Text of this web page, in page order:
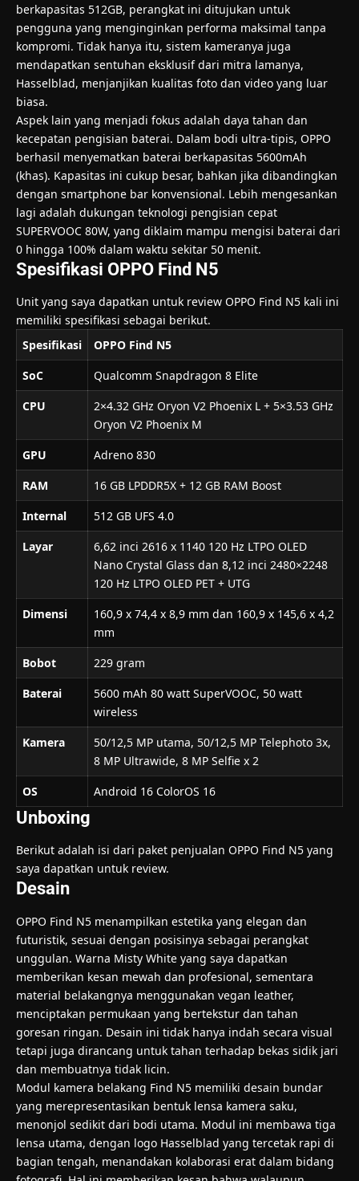
berkapasitas 512GB, perangkat ini ditujukan untuk
pengguna yang menginginkan performa maksimal tanpa
kompromi. Tidak hanya itu, sistem kameranya juga
mendapatkan sentuhan eksklusif dari mitra lamanya,
Hasselblad, menjanjikan kualitas foto dan video yang luar
biasa.
Aspek lain yang menjadi fokus adalah daya tahan dan
kecepatan pengisian baterai. Dalam bodi ultra-tipis, OPPO
berhasil menyematkan baterai berkapasitas 5600mAh
(khas). Kapasitas ini cukup besar, bahkan jika dibandingkan
dengan smartphone bar konvensional. Lebih mengesankan
lagi adalah dukungan teknologi pengisian cepat
SUPERVOOC 80W, yang diklaim mampu mengisi baterai dari
0 hingga 100% dalam waktu sekitar 50 menit.
Spesifikasi OPPO Find N5
Unit yang saya dapatkan untuk review OPPO Find N5 kali ini
memiliki spesifikasi sebagai berikut.
Spesifikasi
OPPO Find N5
SoC
Qualcomm Snapdragon 8 Elite
CPU
2×4.32 GHz Oryon V2 Phoenix L + 5×3.53 GHz
Oryon V2 Phoenix M
GPU
Adreno 830
RAM
16 GB LPDDR5X + 12 GB RAM Boost
Internal
512 GB UFS 4.0
Layar
6,62 inci 2616 x 1140 120 Hz LTPO OLED
Nano Crystal Glass dan 8,12 inci 2480×2248
120 Hz LTPO OLED PET + UTG
Dimensi
160,9 x 74,4 x 8,9 mm dan 160,9 x 145,6 x 4,2
mm
Bobot
229 gram
Baterai
5600 mAh 80 watt SuperVOOC, 50 watt
wireless
Kamera
50/12,5 MP utama, 50/12,5 MP Telephoto 3x,
8 MP Ultrawide, 8 MP Selfie x 2
OS
Android 16 ColorOS 16
Unboxing
Berikut adalah isi dari paket penjualan OPPO Find N5 yang
saya dapatkan untuk review.
Desain
OPPO Find N5 menampilkan estetika yang elegan dan
futuristik, sesuai dengan posisinya sebagai perangkat
unggulan. Warna Misty White yang saya dapatkan
memberikan kesan mewah dan profesional, sementara
material belakangnya menggunakan vegan leather,
menciptakan permukaan yang bertekstur dan tahan
goresan ringan. Desain ini tidak hanya indah secara visual
tetapi juga dirancang untuk tahan terhadap bekas sidik jari
dan membuatnya tidak licin.
Modul kamera belakang Find N5 memiliki desain bundar
yang merepresentasikan bentuk lensa kamera saku,
menonjol sedikit dari bodi utama. Modul ini membawa tiga
lensa utama, dengan logo Hasselblad yang tercetak rapi di
bagian tengah, menandakan kolaborasi erat dalam bidang